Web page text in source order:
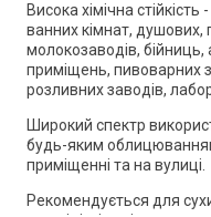
Висока хімічна
ванних кімнат, душових,
молокозаводів,
приміщень, пивоварних
розливних заводів,
Широкий спектр
будь-яким
приміщенні та на вулиці.
Рекомендується для